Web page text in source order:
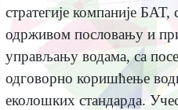
стратегије компаније
одрживом пословању и
управљању водама, са
одговорно коришћење
еколошких стандарда.